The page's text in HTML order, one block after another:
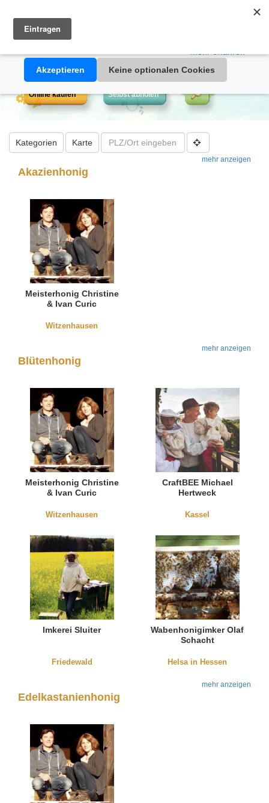
Warenkorb
Diese Website verwendet Cookies. Durch die Nutzung dieser
Webseite erklären Sie sich damit einverstanden, dass Cookies
Akzeptieren
Keine optionalen Cookies
Online kaufen Selbst abholen
Kategorien Karte
mehr anzeigen
Akazienhonig
Meisterhonig Christine
& Ivan Curic
Witzenhausen
mehr anzeigen
Blütenhonig
Meisterhonig Christine
& Ivan Curic
Witzenhausen
CraftBEE Michael
Hertweck
Kassel
Imkerei Sluiter
Friedewald
Wabenhonigimker Olaf
Schacht
Helsa in Hessen
mehr anzeigen
Edelkastanienhonig